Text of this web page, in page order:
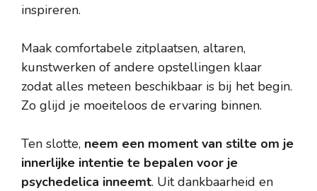
inspireren.
Maak comfortabele zitplaatsen, altaren,
kunstwerken of andere opstellingen klaar
zodat alles meteen beschikbaar is bij het begin.
Zo glijd je moeiteloos de ervaring binnen.
Ten slotte, neem een moment van stilte om je
innerlijke intentie te bepalen voor je
psychedelica inneemt. Uit dankbaarheid en